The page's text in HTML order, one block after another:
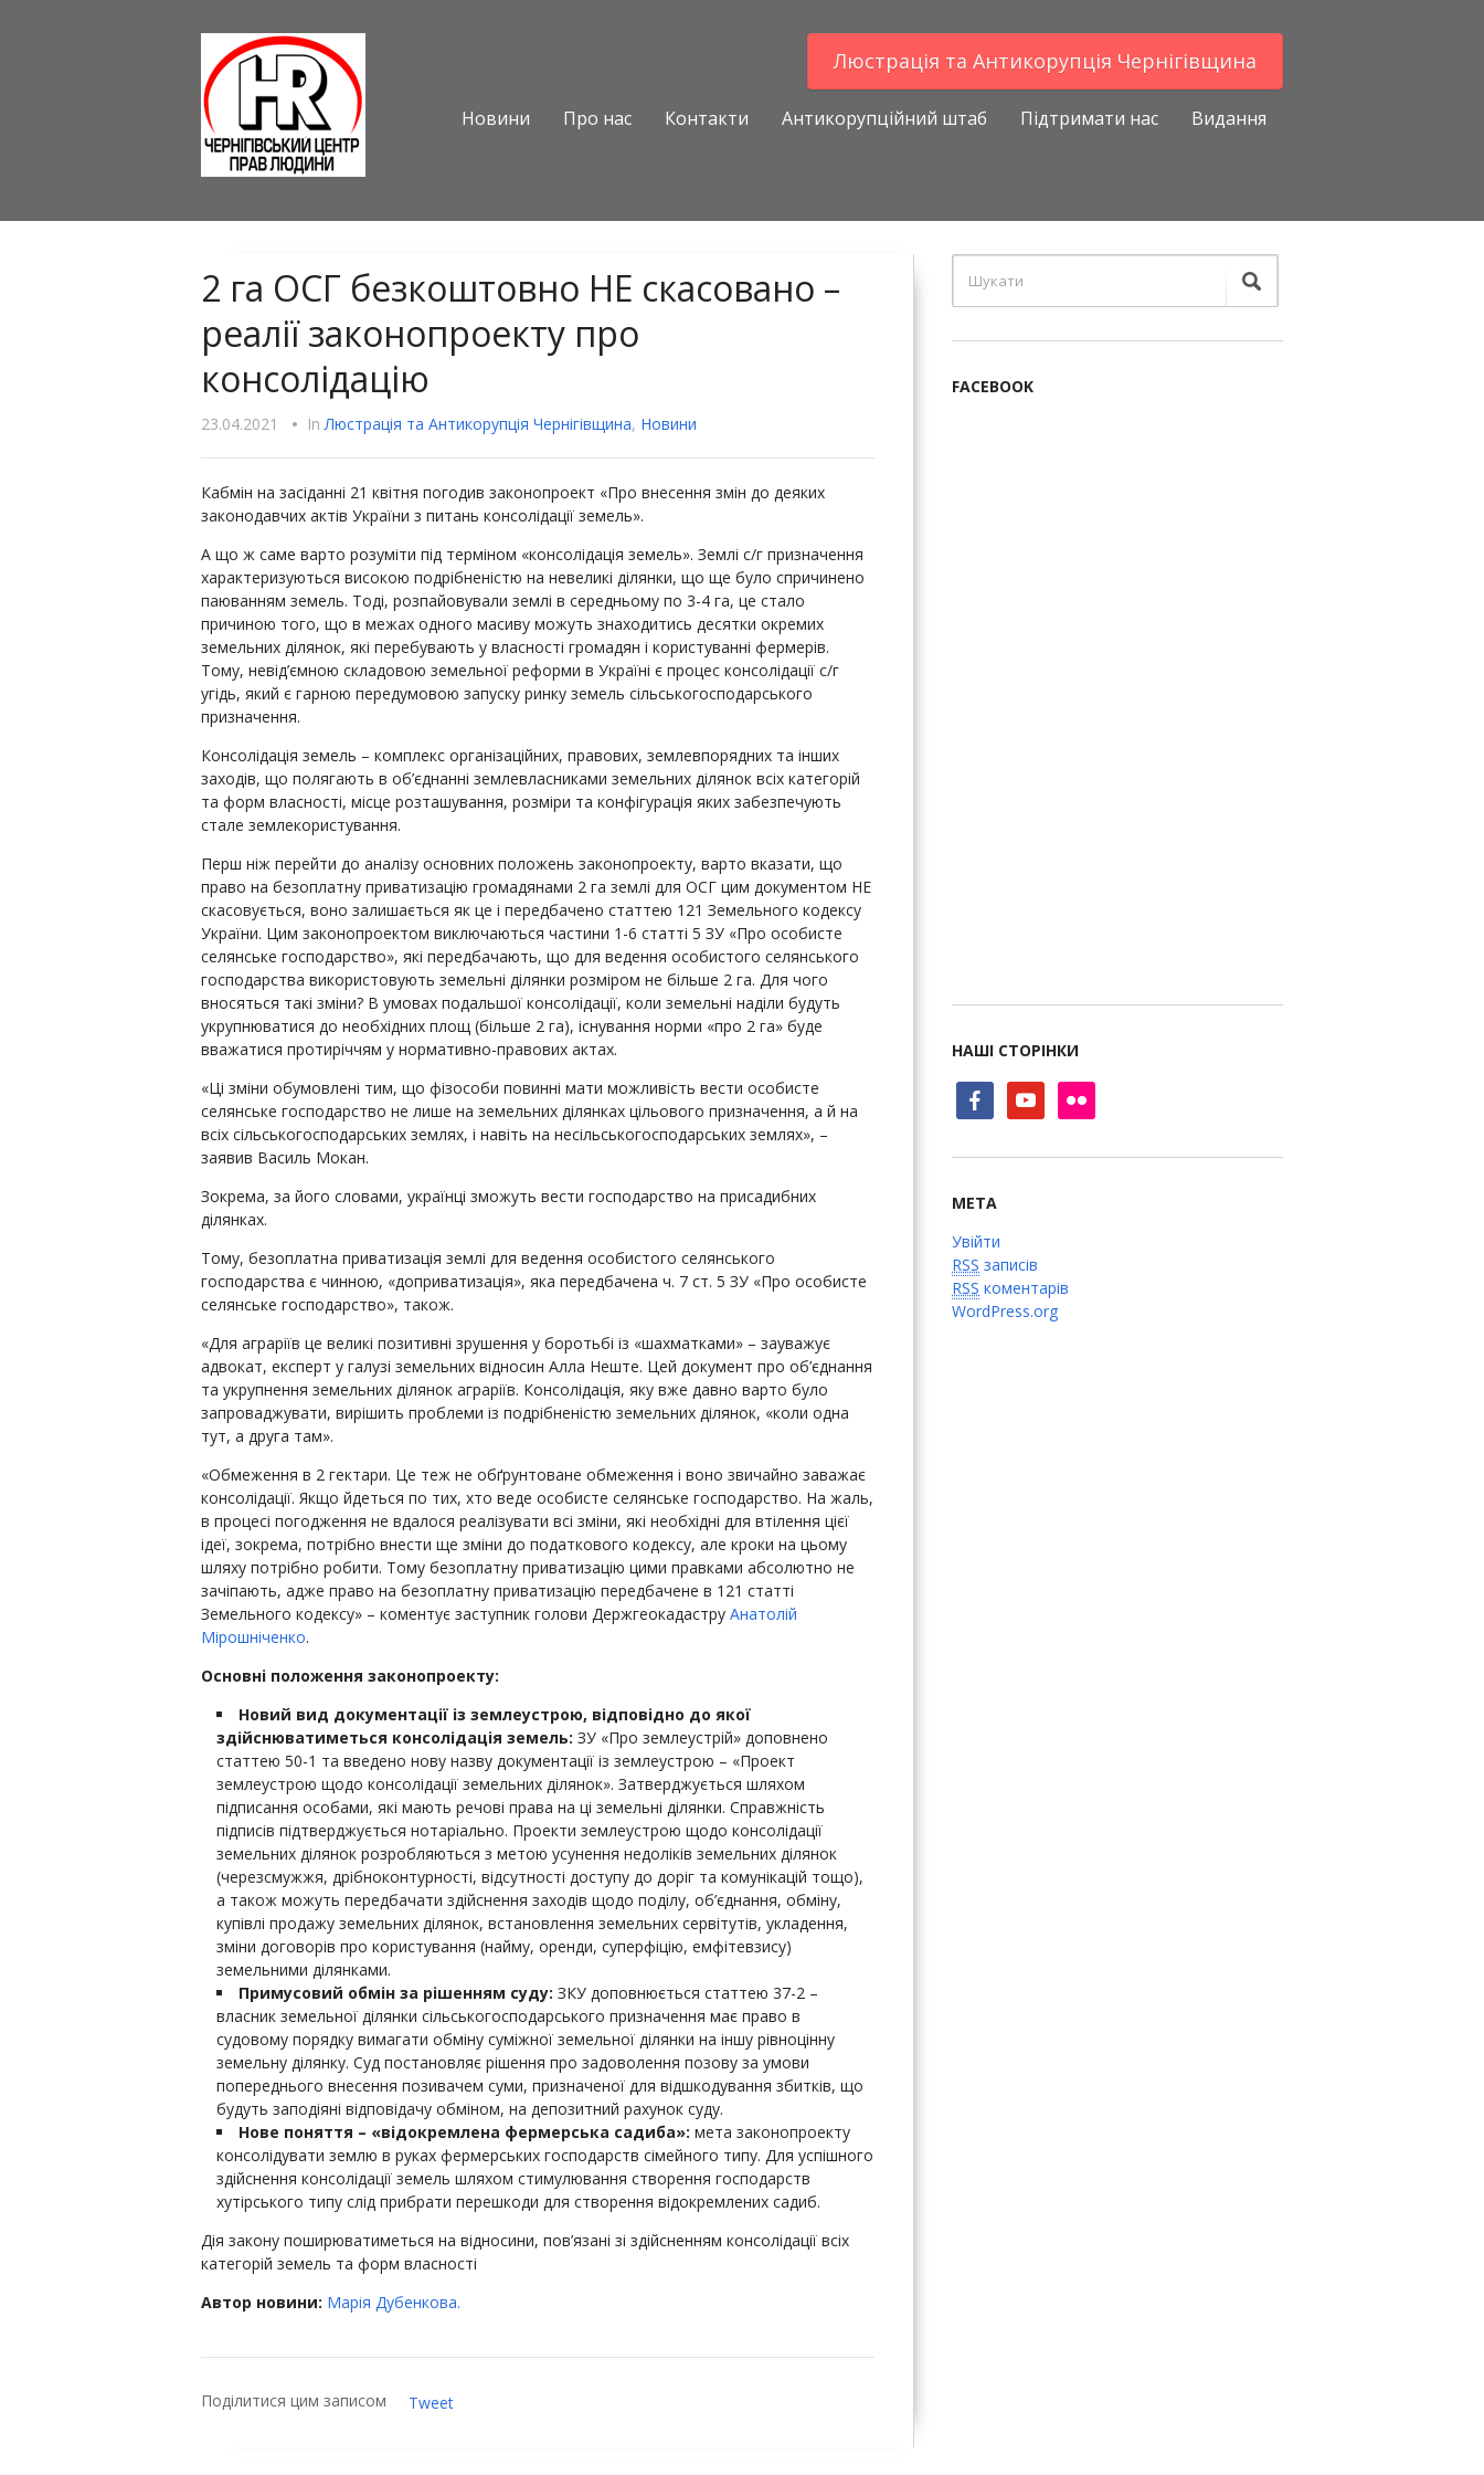
Люстрацiя та Антикорупцiя Чернігівщина
Новини Про нас Контакти Антикорупційний штаб Підтримати нас Видання
2 га ОСГ безкоштовно НЕ скасовано –
реалії законопроекту про
консолідацію
23.04.2021 • InЛюстрацiя та Антикорупцiя Чернігівщина, Новини
Кабмін на засіданні 21 квітня погодив законопроект «Про внесення змін до деяких
законодавчих актів України з питань консолідації земель».
А що ж саме варто розуміти під терміном «консолідація земель». Землі с/г призначення
характеризуються високою подрібненістю на невеликі ділянки, що ще було спричинено
паюванням земель. Тоді, розпайовували землі в середньому по 3-4 га, це стало
причиною того, що в межах одного масиву можуть знаходитись десятки окремих
земельних ділянок, які перебувають у власності громадян і користуванні фермерів.
Тому, невід’ємною складовою земельної реформи в Україні є процес консолідації с/г
угідь, який є гарною передумовою запуску ринку земель сільськогосподарського
призначення.
Консолідація земель – комплекс організаційних, правових, землевпорядних та інших
заходів, що полягають в об’єднанні землевласниками земельних ділянок всіх категорій
та форм власності, місце розташування, розміри та конфігурація яких забезпечують
стале землекористування.
Перш ніж перейти до аналізу основних положень законопроекту, варто вказати, що
право на безоплатну приватизацію громадянами 2 га землі для ОСГ цим документом НЕ
скасовується, воно залишається як це і передбачено статтею 121 Земельного кодексу
України. Цим законопроектом виключаються частини 1-6 статті 5 ЗУ «Про особисте
селянське господарство», які передбачають, що для ведення особистого селянського
господарства використовують земельні ділянки розміром не більше 2 га. Для чого
вносяться такі зміни? В умовах подальшої консолідації, коли земельні наділи будуть
укрупнюватися до необхідних площ (більше 2 га), існування норми «про 2 га» буде
вважатися протиріччям у нормативно-правових актах.
«Ці зміни обумовлені тим, що фізособи повинні мати можливість вести особисте
селянське господарство не лише на земельних ділянках цільового призначення, а й на
всіх сільськогосподарських землях, і навіть на несільськогосподарських землях», –
заявив Василь Мокан.
Зокрема, за його словами, українці зможуть вести господарство на присадибних
ділянках.
Тому, безоплатна приватизація землі для ведення особистого селянського
господарства є чинною, «доприватизація», яка передбачена ч. 7 ст. 5 ЗУ «Про особисте
селянське господарство», також.
«Для аграріїв це великі позитивні зрушення у боротьбі із «шахматками» – зауважує
адвокат, експерт у галузі земельних відносин Алла Неште. Цей документ про об’єднання
та укрупнення земельних ділянок аграріїв. Консолідація, яку вже давно варто було
запроваджувати, вирішить проблеми із подрібненістю земельних ділянок, «коли одна
тут, а друга там».
«Обмеження в 2 гектари. Це теж не обґрунтоване обмеження і воно звичайно заважає
консолідації. Якщо йдеться по тих, хто веде особисте селянське господарство. На жаль,
в процесі погодження не вдалося реалізувати всі зміни, які необхідні для втілення цієї
ідеї, зокрема, потрібно внести ще зміни до податкового кодексу, але кроки на цьому
шляху потрібно робити. Тому безоплатну приватизацію цими правками абсолютно не
зачіпають, адже право на безоплатну приватизацію передбачене в 121 статті
Земельного кодексу» – коментує заступник голови Держгеокадастру Анатолій
Мірошніченко.
Основні положення законопроекту:
Новий вид документації із землеустрою, відповідно до якої
здійснюватиметься консолідація земель: ЗУ «Про землеустрій» доповнено
статтею 50-1 та введено нову назву документації із землеустрою – «Проект
землеустрою щодо консолідації земельних ділянок». Затверджується шляхом
підписання особами, які мають речові права на ці земельні ділянки. Справжність
підписів підтверджується нотаріально. Проекти землеустрою щодо консолідації
земельних ділянок розробляються з метою усунення недоліків земельних ділянок
(черезсмужжя, дрібноконтурності, відсутності доступу до доріг та комунікацій тощо),
а також можуть передбачати здійснення заходів щодо поділу, об’єднання, обміну,
купівлі продажу земельних ділянок, встановлення земельних сервітутів, укладення,
зміни договорів про користування (найму, оренди, суперфіцію, емфітевзису)
земельними ділянками.
Примусовий обмін за рішенням суду: ЗКУ доповнюється статтею 37-2 –
власник земельної ділянки сільськогосподарського призначення має право в
судовому порядку вимагати обміну суміжної земельної ділянки на іншу рівноцінну
земельну ділянку. Суд постановляє рішення про задоволення позову за умови
попереднього внесення позивачем суми, призначеної для відшкодування збитків, що
будуть заподіяні відповідачу обміном, на депозитний рахунок суду.
Нове поняття – «відокремлена фермерська садиба»: мета законопроекту
консолідувати землю в руках фермерських господарств сімейного типу. Для успішного
здійснення консолідації земель шляхом стимулювання створення господарств
хутірського типу слід прибрати перешкоди для створення відокремлених садиб.
Дія закону поширюватиметься на відносини, пов’язані зі здійсненням консолідації всіх
категорій земель та форм власності
Автор новини: Марія Дубенкова.
Поділитися цим записом Tweet
FACEBOOK
НАШІ СТОРІНКИ
facebookyoutube flickr
МЕТА
Увійти
RSS записів
RSS коментарів
WordPress.org